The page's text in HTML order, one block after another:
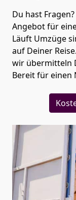
Du hast
Angebot für
Läuft Umzüge
auf Deiner
wir übermitteln
Bereit für einen